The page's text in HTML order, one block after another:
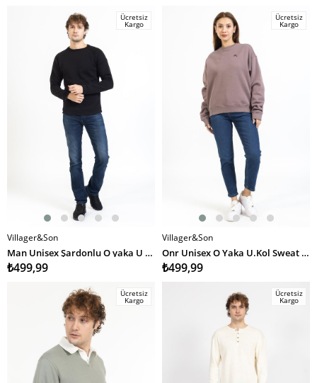
SEPETE EKLE
Ücretsiz
Kargo
Villager&Son
Man Unisex Şardonlu O yaka U Kol Sweat 23y kso SİYAH
₺499,99
SEPETE EKLE
Ücretsiz
Kargo
Villager&Son
Onr Unisex O Yaka U.Kol Sweat 23k Ae KAHVE
₺499,99
Ücretsiz
Kargo
Ücretsiz
Kargo